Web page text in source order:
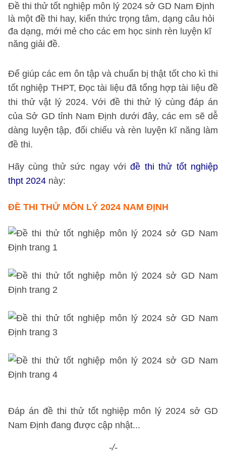
Đề thi thử tốt nghiệp môn lý 2024 sở GD Nam Định
là một đề thi hay, kiến thức trọng tâm, dạng câu hỏi
đa dạng, mới mẻ cho các em học sinh rèn luyện kĩ
năng giải đề.
Để giúp các em ôn tập và chuẩn bị thật tốt cho kì thi
tốt nghiệp THPT, Đọc tài liệu đã tổng hợp tài liệu đề
thi thử vật lý 2024. Với đề thi thử lý cùng đáp án
của Sở GD tỉnh Nam Định dưới đây, các em sẽ dễ
dàng luyện tập, đối chiếu và rèn luyện kĩ năng làm
đề thi.
Hãy cùng thử sức ngay vớiđề thi thử tốt nghiệp
thpt 2024 này:
ĐỀ THI THỬ MÔN LÝ 2024 NAM ĐỊNH
Đáp án đề thi thử tốt nghiệp môn lý 2024 sở GD
Nam Định đang được cập nhật...
-/-